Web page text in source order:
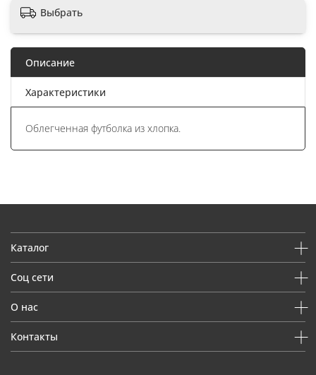
Выбрать
Описание
Характеристики
Облегченная футболка из хлопка.
Каталог
Соц сети
О нас
Контакты